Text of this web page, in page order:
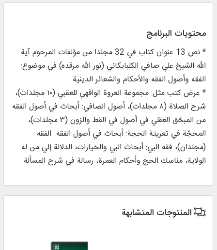
محتويات البرنامج
* نص 13 عنوان كتاب في 32 مجلدا من مؤلفات المرحوم آية
الله الشيخ علي صافي الكلبايكاني (نور الله مرقده) في موضوع:
الفقه وأصول الفقه والأحكام والشعائر الدينية
* عرض كتب مثل: مجموعة العروة الواقهي للعقبي (١٠ مجلدات)،
شرح الصلاة (٨ مجلدات)، أصول الصافي: أبحاث في أصول الفقه
من المبحّق العقلي في أصول في القط والزون (٣ مجلدات)،
المحجّة في تعريتة الحجة: أبحاث في أصول الفقه. الفقه
(مجلدان)، فقه البي: أبحاث البي والخيارات، الدلالة إلي من له
الولاية، مناسك الحج وأحكام العمرة، رسالة في شرح المسألة
المنتوجات المتشابهة